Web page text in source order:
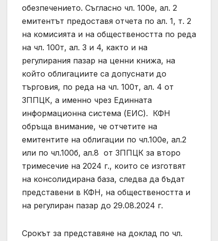
обезпечението. Съгласно чл. 100е, ал. 2
емитентът предоставя отчета по ал. 1, т. 2
на комисията и на обществеността по реда
на чл. 100т, ал. 3 и 4, както и на
регулирания пазар на ценни книжа, на
който облигациите са допуснати до
търговия, по реда на чл. 100т, ал. 4 от
ЗППЦК, а именно чрез Единната
информационна система (ЕИС). КФН
обръща внимание, че отчетите на
емитентите на облигации по чл.100е, ал.2
или по чл.100б, ал.8 от ЗППЦК за второ
тримесечие на 2024 г., които се изготвят
на консолидирана база, следва да бъдат
представени в КФН, на обществеността и
на регулиран пазар до 29.08.2024 г.
Срокът за представяне на доклад по чл.